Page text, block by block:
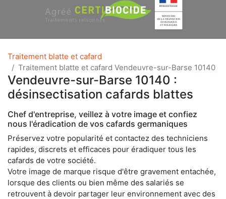
Traitement blatte et cafard
Traitement blatte et cafard Vendeuvre-sur-Barse 10140
Vendeuvre-sur-Barse 10140 :
désinsectisation cafards blattes
Chef d'entreprise, veillez à votre image et confiez
nous l'éradication de vos cafards germaniques
Préservez votre popularité et contactez des techniciens
rapides, discrets et efficaces pour éradiquer tous les
cafards de votre société.
Votre image de marque risque d'être gravement entachée,
lorsque des clients ou bien même des salariés se
retrouvent à devoir partager leur environnement avec des